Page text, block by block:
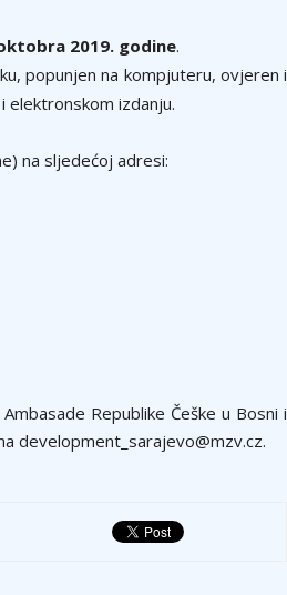
2019. godine.
popunjen na kompjuteru, ovjeren i
izdanju.
na sljedećoj adresi:
Republike Češke u Bosni i
development_sarajevo@mzv.cz.